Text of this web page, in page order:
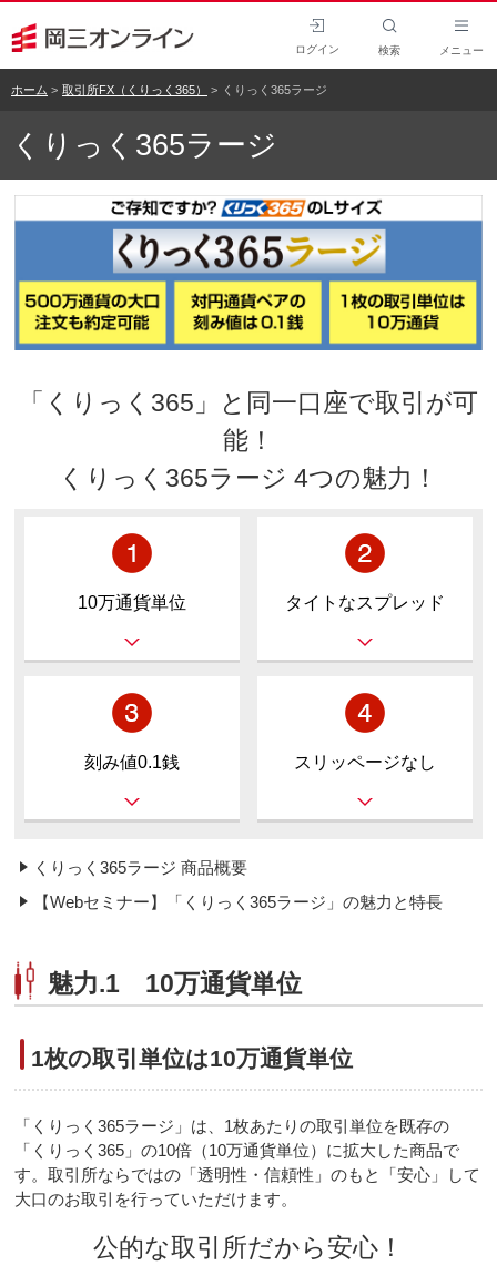
ログイン 検索 メニュー
ホーム 取引所FX（くりっく365） くりっく365ラージ
くりっく365ラージ
「くりっく365」と同一口座で取引が可
能！
くりっく365ラージ 4つの魅力！
10万通貨単位 タイトなスプレッド
刻み値0.1銭 スリッページなし
くりっく365ラージ 商品概要
【Webセミナー】「くりっく365ラージ」の魅力と特長
魅力.1 10万通貨単位
1枚の取引単位は10万通貨単位
「くりっく365ラージ」は、1枚あたりの取引単位を既存の
「くりっく365」の10倍（10万通貨単位）に拡大した商品で
す。取引所ならではの「透明性・信頼性」のもと「安心」して
大口のお取引を行っていただけます。
公的な取引所だから安心！